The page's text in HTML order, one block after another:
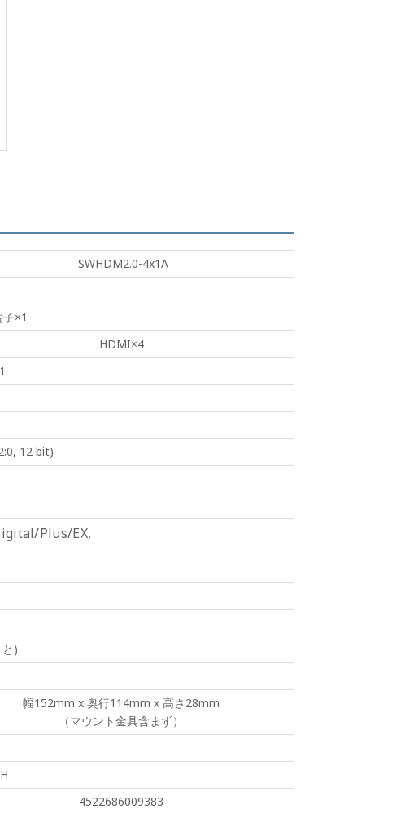
SWHDM2.0-4x1A
×1
HDMI×4
12 bit)
Plus/EX,
)
幅152mm x 奥行114mm x 高さ28mm
（マウント金具含まず）
4522686009383